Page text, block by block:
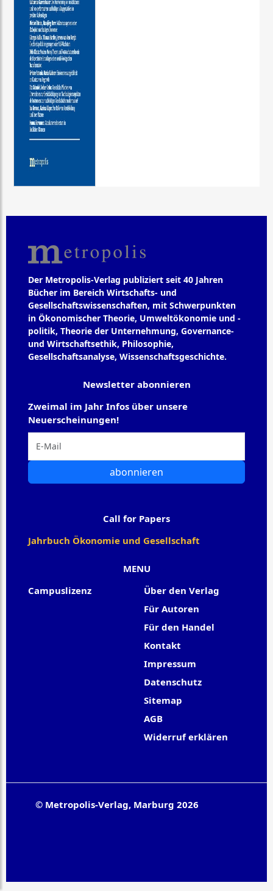
Der Metropolis-Verlag publiziert seit 40 Jahren
Bücher im Bereich Wirtschafts- und
Gesellschaftswissenschaften, mit Schwerpunkten
in Ökonomischer Theorie, Umweltökonomie und -
politik, Theorie der Unternehmung, Governance-
und Wirtschaftsethik, Philosophie,
Gesellschaftsanalyse, Wissenschaftsgeschichte.
MENU
Campuslizenz
Über den Verlag
Für Autoren
Für den Handel
Kontakt
Impressum
Datenschutz
Sitemap
AGB
Widerruf erklären
Newsletter abonnieren
Zweimal im Jahr Infos über unsere
Neuerscheinungen!
abonnieren
Call for Papers
Jahrbuch Ökonomie und Gesellschaft
© Metropolis-Verlag, Marburg 2026